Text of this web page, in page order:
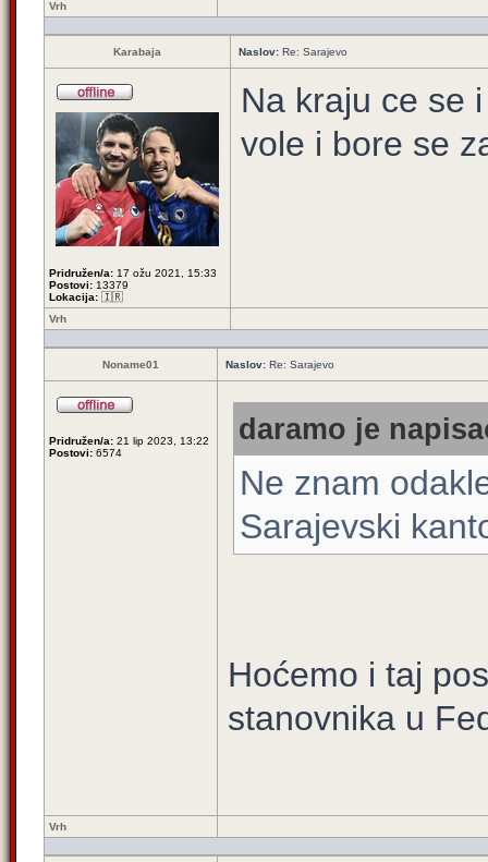
Vrh
Karabaja Naslov: Re: Sarajevo
Pridružen/a: 17 ožu 2021, 15:33
Postovi: 13379
Lokacija: 🇮🇷
Na kraju ce se
vole i bore se
Vrh
Noname01 Naslov: Re: Sarajevo
Pridružen/a: 21 lip 2023, 13:22
Postovi: 6574
daramo je
Ne znam
Sarajevski
Hoćemo i taj
stanovnika u
Vrh